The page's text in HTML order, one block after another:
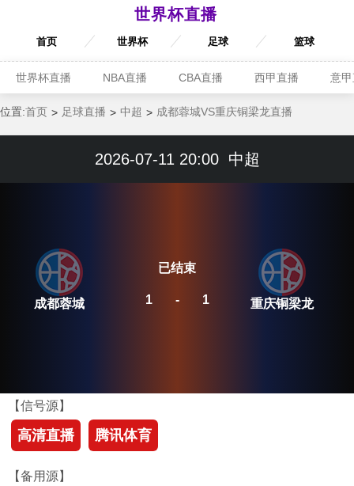
世界杯直播
首页 世界杯 足球 篮球
世界杯直播 NBA直播 CBA直播 西甲直播 意
位置:首页 足球直播 中超 成都蓉城VS重庆铜梁龙直播
2026-07-11 20:00 中超
成都蓉城 1 - 1
已结束
重庆铜梁龙
【信号源】
高清直播 腾讯体育
【备用源】